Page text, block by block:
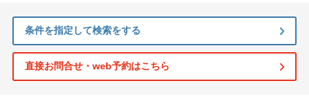
条件を指定して検索をする
直接お問合せ・web予約はこちら